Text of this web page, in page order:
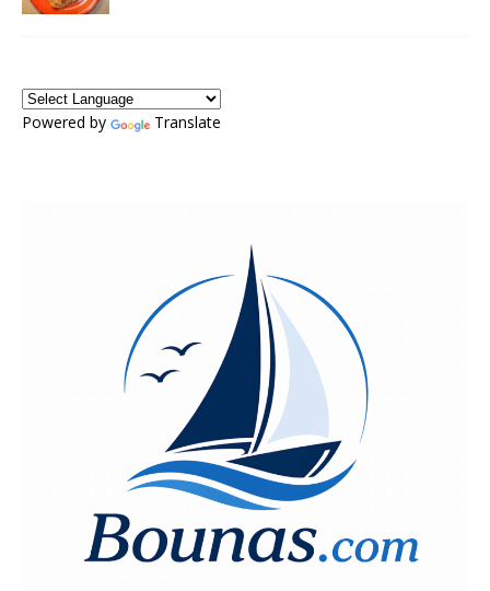
Powered by Translate